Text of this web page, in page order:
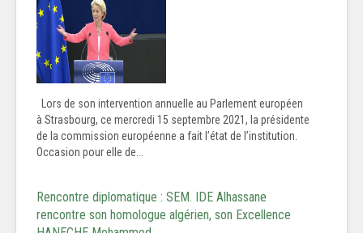
Lors de son intervention annuelle au Parlement européen
à Strasbourg, ce mercredi 15 septembre 2021, la présidente
de la commission européenne a fait l’état de l’institution.
Occasion pour elle de...
Rencontre diplomatique : SEM. IDE Alhassane
rencontre son homologue algérien, son Excellence